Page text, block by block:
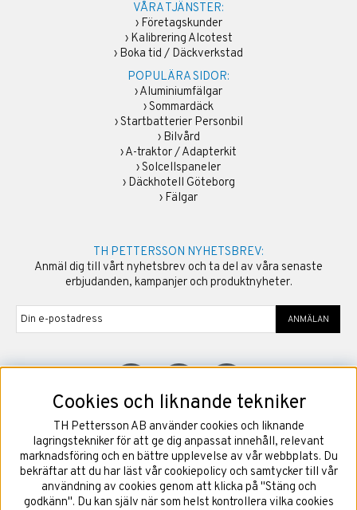
VÅRA TJÄNSTER:
› Företagskunder
› Kalibrering Alcotest
› Boka tid / Däckverkstad
POPULÄRA SIDOR:
›Aluminiumfälgar
›Sommardäck
›Startbatterier Personbil
› Bilvård
›A-traktor / Adapterkit
›Solcellspaneler
› Däckhotell Göteborg
› Fälgar
TH PETTERSSON NYHETSBREV:
Anmäl dig till vårt nyhetsbrev och ta del av våra senaste
erbjudanden, kampanjer och produktnyheter.
ANMÄLAN
©2026Copyright TH Pettersson AB
Cookies och liknande tekniker
TH Pettersson AB använder cookies och liknande
lagringstekniker för att ge dig anpassat innehåll, relevant
marknadsföring och en bättre upplevelse av vår webbplats. Du
bekräftar att du har läst vår cookiepolicy och samtycker till vår
användning av cookies genom att klicka på "Stäng och
godkänn". Du kan själv när som helst kontrollera vilka cookies